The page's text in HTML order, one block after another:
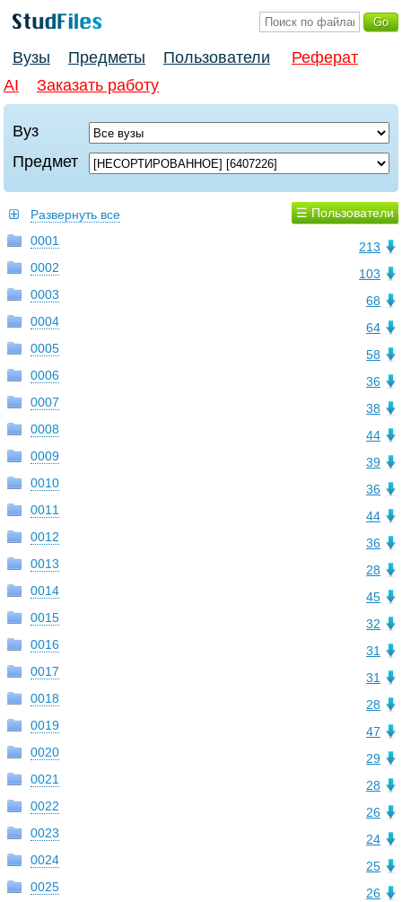
Вузы Предметы Пользователи
Реферат
AI
Заказать работу
Вуз
Предмет
☰ Пользователи
Развернуть все
213
0001
103
0002
68
0003
64
0004
58
0005
36
0006
38
0007
44
0008
39
0009
36
0010
44
0011
36
0012
28
0013
45
0014
32
0015
31
0016
31
0017
28
0018
47
0019
29
0020
28
0021
26
0022
24
0023
25
0024
26
0025